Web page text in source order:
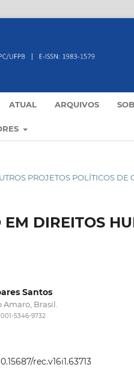
ATUAL ARQUIVOS
PROJETOS POLÍTICOS
EM DIREITOS
Santos
Brasil.
5346-9732
rec.v16i1.63713